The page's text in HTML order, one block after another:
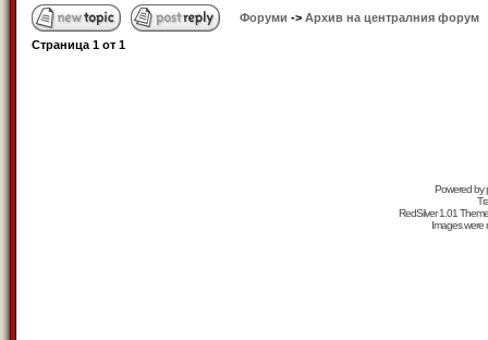
Форуми -> Архив на централния форум
Страница 1 от 1
Powered by
RedSilver 1.01
Images were